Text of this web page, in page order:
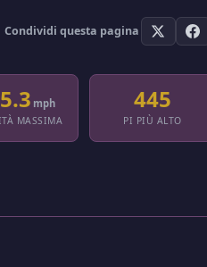
Condividi questa pagina
mph
MASSIMA
445
PI PIÙ ALTO